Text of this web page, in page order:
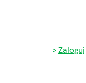
Zaloguj